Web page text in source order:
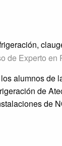
de Experto en
alumnos de
de
de